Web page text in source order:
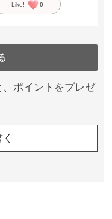
Like! 0
ポイントをプレゼ